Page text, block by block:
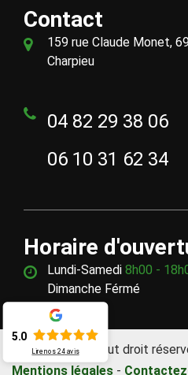
Contact
159 rue Claude Monet,
Charpieu
04 82 29 38 06
06 10 31 62 34
Horaire
Lundi-Samedi 8h00 -
Dimanche Férmé
©2018 - 2026 Tout droit
Mentions légales -
5.0
Lire nos 24avis